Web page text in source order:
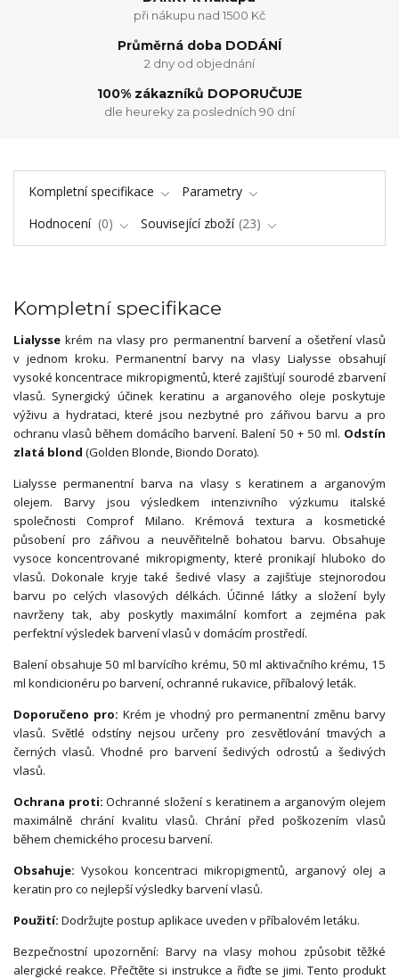
při nákupu nad 1500 Kč
Průměrná doba DODÁNÍ
2 dny od objednání
100% zákazníků DOPORUČUJE
dle heureky za posledních 90 dní
Kompletní specifikace
Parametry
Hodnocení
0 Související zboží 23
Kompletní specifikace
Lialysse krém na vlasy pro permanentní barvení a ošetření vlasů
v jednom kroku. Permanentní barvy na vlasy Lialysse obsahují
vysoké koncentrace mikropigmentů, které zajišťují sourodé zbarvení
vlasů. Synergický účinek keratinu a arganového oleje poskytuje
výživu a hydrataci, které jsou nezbytné pro zářivou barvu a pro
ochranu vlasů během domácího barvení. Balení 50 + 50 ml. Odstín
zlatá blond (Golden Blonde, Biondo Dorato).
Lialysse permanentní barva na vlasy s keratinem a arganovým
olejem. Barvy jsou výsledkem intenzivního výzkumu italské
společnosti Comprof Milano. Krémová textura a kosmetické
působení pro zářivou a neuvěřitelně bohatou barvu. Obsahuje
vysoce koncentrované mikropigmenty, které pronikají hluboko do
vlasů. Dokonale kryje také šedivé vlasy a zajišťuje stejnorodou
barvu po celých vlasových délkách. Účinné látky a složení byly
navrženy tak, aby poskytly maximální komfort a zejména pak
perfektní výsledek barvení vlasů v domácím prostředí.
Balení obsahuje 50 ml barvícího krému, 50 ml aktivačního krému, 15
ml kondicionéru po barvení, ochranné rukavice, příbalový leták.
Doporučeno pro: Krém je vhodný pro permanentní změnu barvy
vlasů. Světlé odstíny nejsou určeny pro zesvětlování tmavých a
černých vlasů. Vhodné pro barvení šedivých odrostů a šedivých
vlasů.
Ochrana proti: Ochranné složení s keratinem a arganovým olejem
maximálně chrání kvalitu vlasů. Chrání před poškozením vlasů
během chemického procesu barvení.
Obsahuje: Vysokou koncentraci mikropigmentů, arganový olej a
keratin pro co nejlepší výsledky barvení vlasů.
Použití: Dodržujte postup aplikace uveden v příbalovém letáku.
Bezpečnostní upozornění: Barvy na vlasy mohou způsobit těžké
alergické reakce. Přečtěte si instrukce a řiďte se jimi. Tento produkt